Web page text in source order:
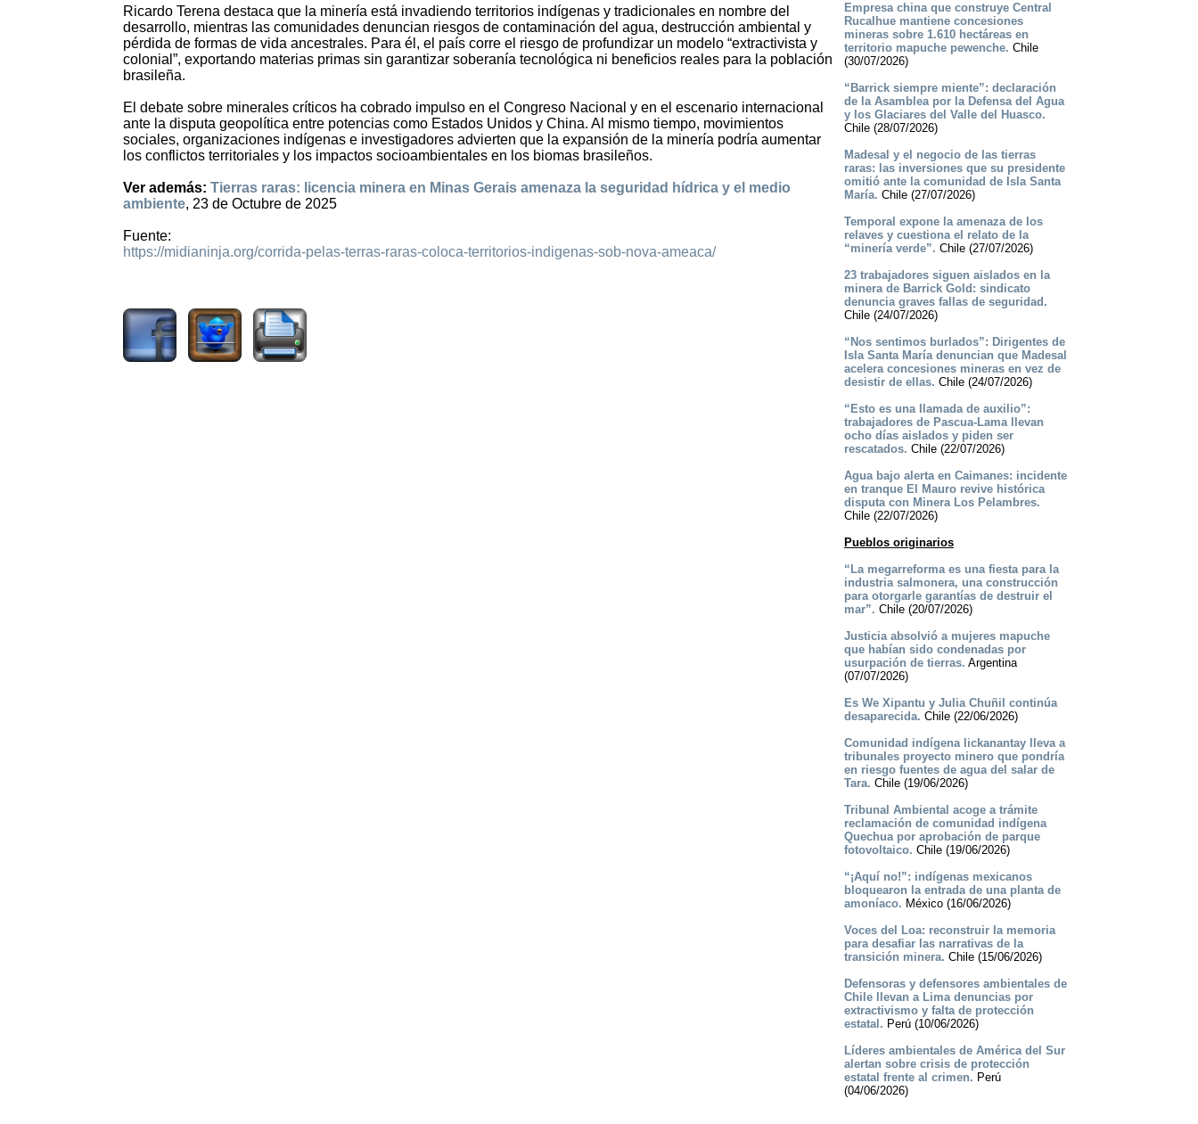
Ricardo Terena destaca que la minería está invadiendo territorios indígenas y tradicionales en nombre del
desarrollo, mientras las comunidades denuncian riesgos de contaminación del agua, destrucción ambiental y
pérdida de formas de vida ancestrales. Para él, el país corre el riesgo de profundizar un modelo “extractivista y
colonial”, exportando materias primas sin garantizar soberanía tecnológica ni beneficios reales para la población
brasileña.
El debate sobre minerales críticos ha cobrado impulso en el Congreso Nacional y en el escenario internacional
ante la disputa geopolítica entre potencias como Estados Unidos y China. Al mismo tiempo, movimientos
sociales, organizaciones indígenas e investigadores advierten que la expansión de la minería podría aumentar
los conflictos territoriales y los impactos socioambientales en los biomas brasileños.
Ver además: Tierras raras: licencia minera en Minas Gerais amenaza la seguridad hídrica y el medio
ambiente, 23 de Octubre de 2025
Fuente:
https://midianinja.org/corrida-pelas-terras-raras-coloca-territorios-indigenas-sob-nova-ameaca/
Empresa china que construye Central
Rucalhue mantiene concesiones
mineras sobre 1.610 hectáreas en
territorio mapuche pewenche. Chile
(30/07/2026)
“Barrick siempre miente”: declaración
de la Asamblea por la Defensa del Agua
y los Glaciares del Valle del Huasco.
Chile (28/07/2026)
Madesal y el negocio de las tierras
raras: las inversiones que su presidente
omitió ante la comunidad de Isla Santa
María. Chile (27/07/2026)
Temporal expone la amenaza de los
relaves y cuestiona el relato de la
“minería verde”. Chile (27/07/2026)
23 trabajadores siguen aislados en la
minera de Barrick Gold: sindicato
denuncia graves fallas de seguridad.
Chile (24/07/2026)
“Nos sentimos burlados”: Dirigentes de
Isla Santa María denuncian que Madesal
acelera concesiones mineras en vez de
desistir de ellas. Chile (24/07/2026)
“Esto es una llamada de auxilio”:
trabajadores de Pascua-Lama llevan
ocho días aislados y piden ser
rescatados. Chile (22/07/2026)
Agua bajo alerta en Caimanes: incidente
en tranque El Mauro revive histórica
disputa con Minera Los Pelambres.
Chile (22/07/2026)
Pueblos originarios
“La megarreforma es una fiesta para la
industria salmonera, una construcción
para otorgarle garantías de destruir el
mar”. Chile (20/07/2026)
Justicia absolvió a mujeres mapuche
que habían sido condenadas por
usurpación de tierras. Argentina
(07/07/2026)
Es We Xipantu y Julia Chuñil continúa
desaparecida. Chile (22/06/2026)
Comunidad indígena lickanantay lleva a
tribunales proyecto minero que pondría
en riesgo fuentes de agua del salar de
Tara. Chile (19/06/2026)
Tribunal Ambiental acoge a trámite
reclamación de comunidad indígena
Quechua por aprobación de parque
fotovoltaico. Chile (19/06/2026)
“¡Aquí no!”: indígenas mexicanos
bloquearon la entrada de una planta de
amoníaco. México (16/06/2026)
Voces del Loa: reconstruir la memoria
para desafiar las narrativas de la
transición minera. Chile (15/06/2026)
Defensoras y defensores ambientales de
Chile llevan a Lima denuncias por
extractivismo y falta de protección
estatal. Perú (10/06/2026)
Líderes ambientales de América del Sur
alertan sobre crisis de protección
estatal frente al crimen. Perú
(04/06/2026)